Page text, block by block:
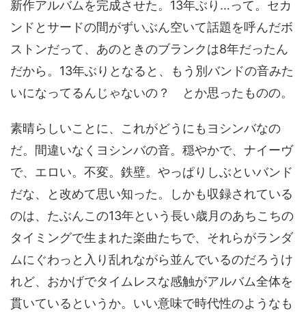
新作アルバムを完成させた。13年ぶり…って。セカ
ンドとサードの間がずいぶん空いて話題を呼んだボ
ストンだって、あのときのブランクは8年だったん
だから。13年ぶりとなると、もう別バンドの音みた
いになってるんじゃないの？ とか思ったものの。
素晴らしいことに、これがどうにもヨシンバなの
だ。間違いなくヨシンバの音。穏やかで、ナイーヴ
で、エロい。不変。鉄壁。やっぱりしぶといバンド
だな、と改めて思い知った。しかも収録されている
のは、たぶんこの13年という長い歳月のあちこちの
タイミングで生まれた楽曲たちで、それらがランダ
ムにぐわっと入り乱れながら並んでいるのだろうけ
れど、おかげでタイムレスな感触がアルバム全体を
貫いているというか。いい意味で時代性のようなも